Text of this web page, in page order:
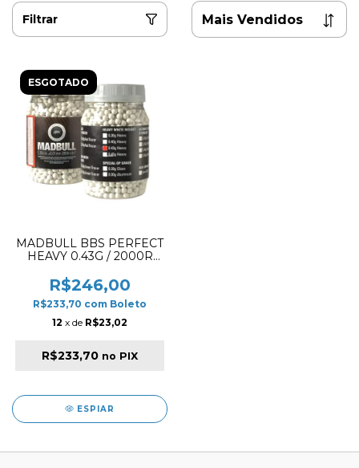
Filtrar
ESGOTADO
MADBULL BBS PERFECT
HEAVY 0.43G / 2000R
R$246,00
R$233,70 com Boleto
12 x de R$23,02
R$233,70 no PIX
ESPIAR